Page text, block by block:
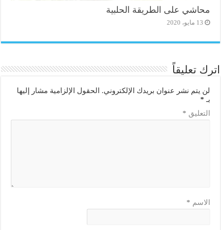
محاشي على الطريقة الحلبية
13 مايو، 2020
اترك تعليقاً
لن يتم نشر عنوان بريدك الإلكتروني.
الحقول الإلزامية مشار إليها
بـ *
التعليق *
الاسم *